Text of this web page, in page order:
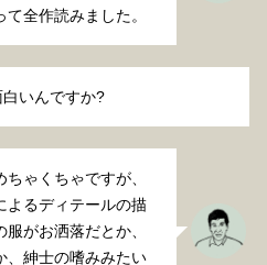
全作読みました。
いんですか?
ゃくちゃですが、
よるディテールの描
がお洒落だとか、
、紳士の嗜みみたい